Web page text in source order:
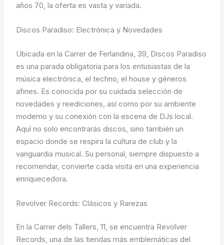
años 70, la oferta es vasta y variada.
Discos Paradiso: Electrónica y Novedades
Ubicada en la Carrer de Ferlandina, 39, Discos Paradiso
es una parada obligatoria para los entusiastas de la
música electrónica, el techno, el house y géneros
afines. Es conocida por su cuidada selección de
novedades y reediciones, así como por su ambiente
moderno y su conexión con la escena de DJs local.
Aquí no solo encontrarás discos, sino también un
espacio donde se respira la cultura de club y la
vanguardia musical. Su personal, siempre dispuesto a
recomendar, convierte cada visita en una experiencia
enriquecedora.
Revolver Records: Clásicos y Rarezas
En la Carrer dels Tallers, 11, se encuentra Revolver
Records, una de las tiendas más emblemáticas del